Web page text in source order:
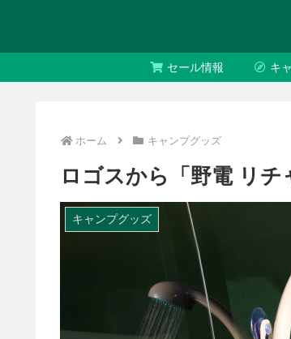
セール情報 キ
ホーム キャンプグッズ
ロゴスから「野電 リ
キャンプグッズ